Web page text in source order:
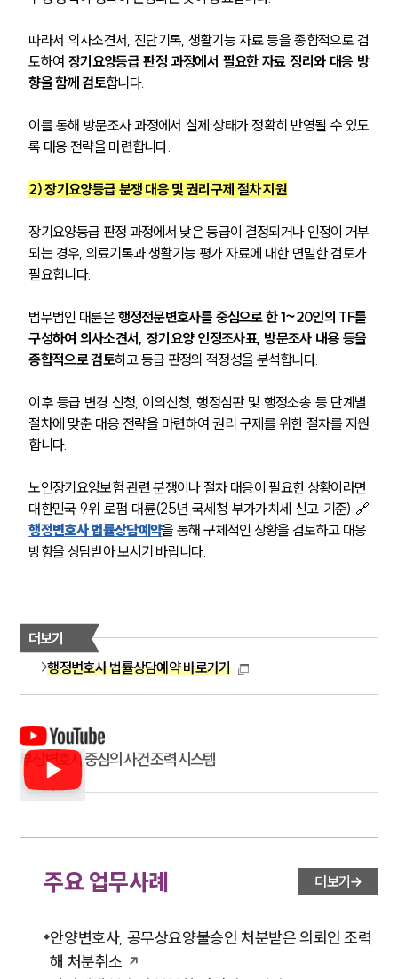
따라서 의사소견서, 진단기록, 생활기능 자료 등을 종합적으로 검
토하여 장기요양등급 판정 과정에서 필요한 자료 정리와 대응 방
향을 함께 검토합니다.
이를 통해 방문조사 과정에서 실제 상태가 정확히 반영될 수 있도
록 대응 전략을 마련합니다.
2) 장기요양등급 분쟁 대응 및 권리구제 절차 지원
장기요양등급 판정 과정에서 낮은 등급이 결정되거나 인정이 거부
되는 경우, 의료기록과 생활기능 평가 자료에 대한 면밀한 검토가
필요합니다.
법무법인 대륜은 행정전문변호사를 중심으로 한 1~20인의 TF를
구성하여 의사소견서, 장기요양 인정조사표, 방문조사 내용 등을
종합적으로 검토하고 등급 판정의 적정성을 분석합니다.
이후 등급 변경 신청, 이의신청, 행정심판 및 행정소송 등 단계별
절차에 맞춘 대응 전략을 마련하여 권리 구제를 위한 절차를 지원
합니다.
노인장기요양보험 관련 분쟁이나 절차 대응이 필요한 상황이라면
대한민국 9위 로펌 대륜(25년 국세청 부가가치세 신고 기준) 🔗
행정변호사 법률상담예약을 통해 구체적인 상황을 검토하고 대응
방향을 상담받아 보시기 바랍니다.
더보기
행정변호사 법률상담예약 바로가기
부장변호사 중심의 사건 조력 시스템
주요 업무사례 더보기
안양변호사, 공무상요양불승인 처분받은 의뢰인 조력
해 처분취소